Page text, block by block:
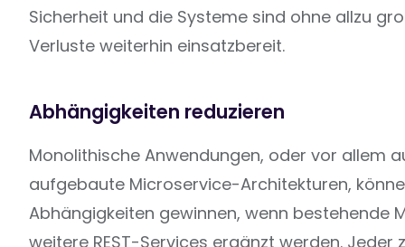
Sicherheit und die Systeme sind ohne allzu
Verluste weiterhin einsatzbereit.
Abhängigkeiten reduzieren
Monolithische Anwendungen, oder vor allem
aufgebaute Microservice-Architekturen,
Abhängigkeiten gewinnen, wenn bestehende
weitere REST-Services ergänzt werden. Jeder